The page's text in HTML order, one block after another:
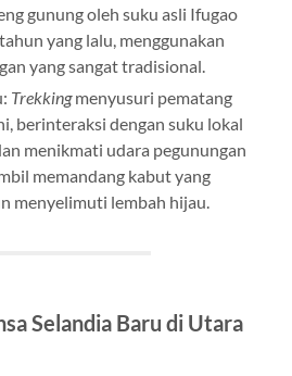
gunung oleh suku asli Ifugao
yang lalu, menggunakan
yang sangat tradisional.
Trekkingmenyusuri pematang
berinteraksi dengan suku lokal
menikmati udara pegunungan
memandang kabut yang
menyelimuti lembah hijau.
Selandia Baru di Utara